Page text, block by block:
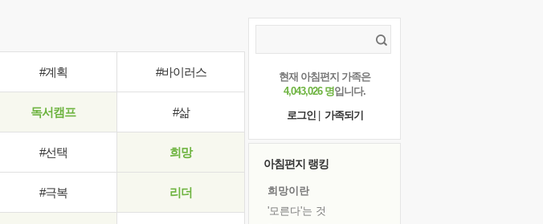
#계획 #바이러스
독서캠프 #삶
#선택 희망
#극복 리더
현재 아침편지 가족은
4,043,026 명입니다.
로그인
가족되기
아침편지 랭킹
희망이란
'모른다'는 것